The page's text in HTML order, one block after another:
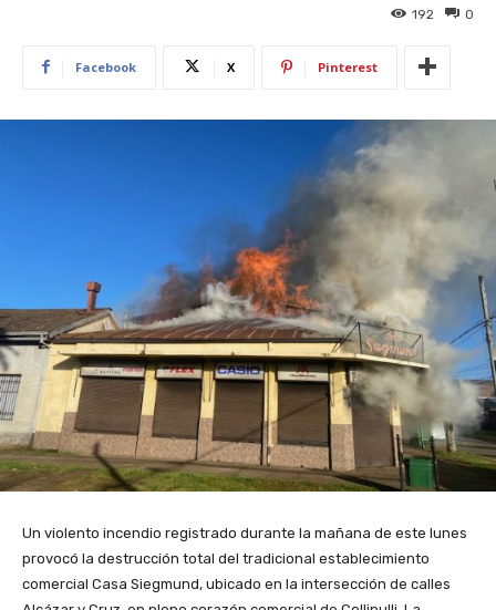
0
192
Facebook X Pinterest
Un violento incendio registrado durante la mañana de este lunes
provocó la destrucción total del tradicional establecimiento
comercial Casa Siegmund, ubicado en la intersección de calles